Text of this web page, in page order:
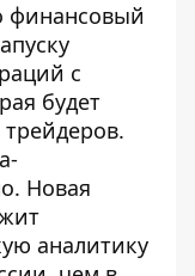
финансовый
с
будет
Новая
аналитику